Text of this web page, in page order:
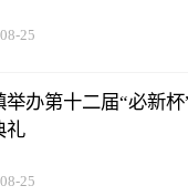
25
办第十二届“必新
礼
25